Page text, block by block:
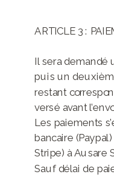
ARTICLE 3 :
Il sera demandé
puis un
restant
versé avant
Les paiements
bancaire
Stripe) à Ausare
Sauf délai de